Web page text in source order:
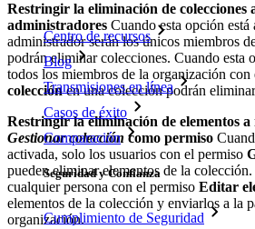
Centro de recursos
Blog
Transmisiones en línea
Casos de éxito
Comparación
Seguridad y Confianza
Cumplimiento de Seguridad
Restringir la eliminación de colecciones
administradores Cuando esta opción
administrador serán los únicos miembros
podrán eliminar colecciones. Cuando esta
todos los miembros de la organización con
colecciónen una colección podrán
Restringir la eliminación de elementos
Gestionar colección como permiso
activada, solo los usuarios con el permiso
pueden eliminar elementos de la colección.
cualquier persona con el permiso Editar
elementos de la colección y enviarlos a la
organización.